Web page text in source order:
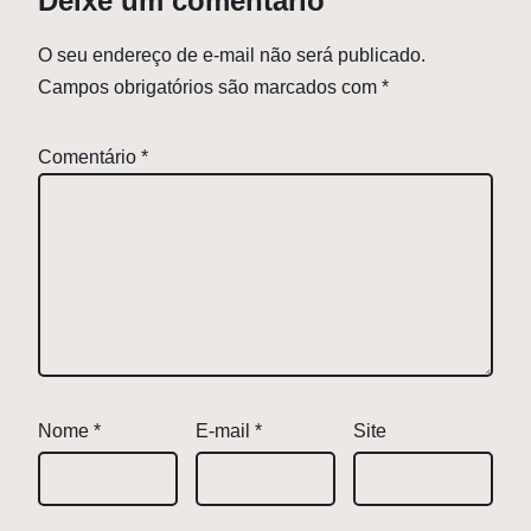
O seu endereço de e-mail não será publicado.
Campos obrigatórios são marcados com *
Comentário *
Nome * E-mail * Site